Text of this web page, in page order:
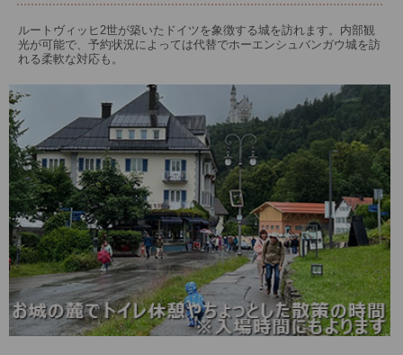
ルートヴィッヒ2世が築いたドイツを象徴する城を訪れます。内部観
光が可能で、予約状況によっては代替でホーエンシュバンガウ城を訪
れる柔軟な対応も。